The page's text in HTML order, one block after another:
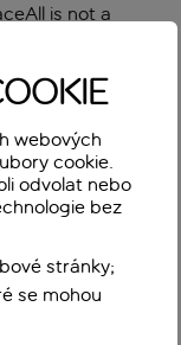
is not a
webových
cookie.
odvolat nebo
bez
stránky;
se mohou